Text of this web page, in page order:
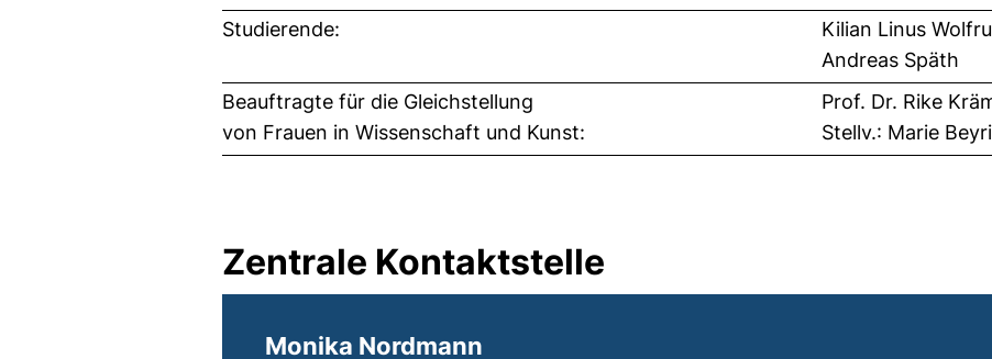
Studierende:
Kilian Linus
Andreas Späth
Beauftragte für die Gleichstellung
von Frauen in Wissenschaft und Kunst:
Prof. Dr. Rike
Stellv.: Marie
Zentrale Kontaktstelle
Monika Nordmann